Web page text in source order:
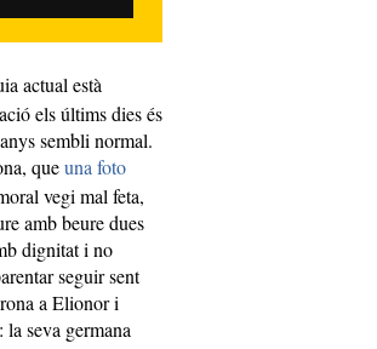
actual està
els últims dies és
sembli normal.
queuna foto
vegi mal feta,
amb beure dues
dignitat i no
seguir sent
a Elionor i
la seva germana